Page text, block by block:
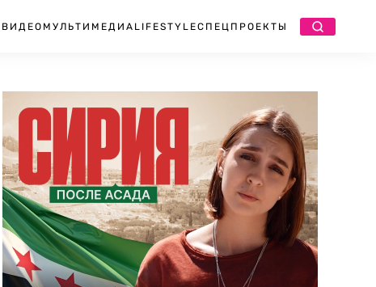
ВИДЕО МУЛЬТИМЕДИА LIFESTYLEСПЕЦПРОЕКТЫ